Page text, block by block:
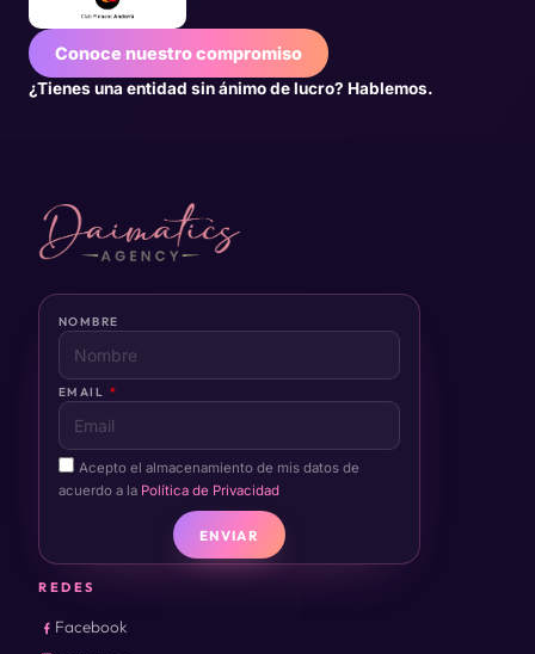
Conoce nuestro compromiso
¿Tienes una entidad sin ánimo de lucro? Hablemos.
NOMBRE
EMAIL
Acepto el almacenamiento de mis datos de
acuerdo a la Política de Privacidad
ENVIAR
REDES
Facebook